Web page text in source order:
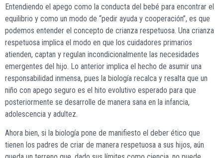
Entendiendo el apego como la conducta del bebé para encontrar el
equilibrio y como un modo de “pedir ayuda y cooperación”, es que
podemos entender el concepto de crianza respetuosa. Una crianza
respetuosa implica el modo en que los cuidadores primarios
atienden, captan y regulan incondicionalmente las necesidades
emergentes del hijo. Lo anterior implica el hecho de asumir una
responsabilidad inmensa, pues la biología recalca y resalta que un
niño con apego seguro es el hito evolutivo esperado para que
posteriormente se desarrolle de manera sana en la infancia,
adolescencia y adultez.
Ahora bien, si la biología pone de manifiesto el deber ético que
tienen los padres de criar de manera respetuosa a sus hijos, aún